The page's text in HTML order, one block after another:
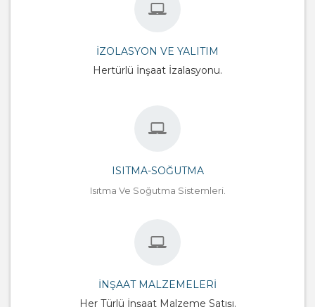
İZOLASYON VE YALITIM
Hertürlü İnşaat İzalasyonu.
ISITMA-SOĞUTMA
Isıtma Ve Soğutma Sistemleri.
İNŞAAT MALZEMELERI
Her Türlü İnşaat Malzeme Satışı.